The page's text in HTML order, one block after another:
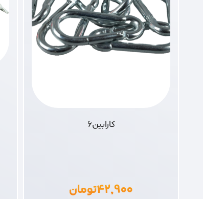
کارابین6
۴۲,۹۰۰تومان